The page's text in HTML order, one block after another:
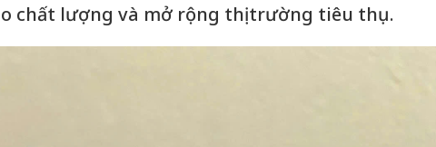
chất lượng và mở rộng thị trường tiêu thụ.